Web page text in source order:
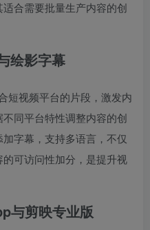
合需要批量生产内容的创
绘影字幕
短视频平台的片段，激发内
同平台特性调整内容的创
字幕，支持多语言，不仅
可访问性加分，是提升视
与剪映专业版